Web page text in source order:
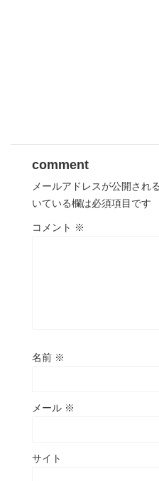
comment
メールアドレスが公開され
いている欄は必須項目です
コメント ※
名前 ※
メール ※
サイト